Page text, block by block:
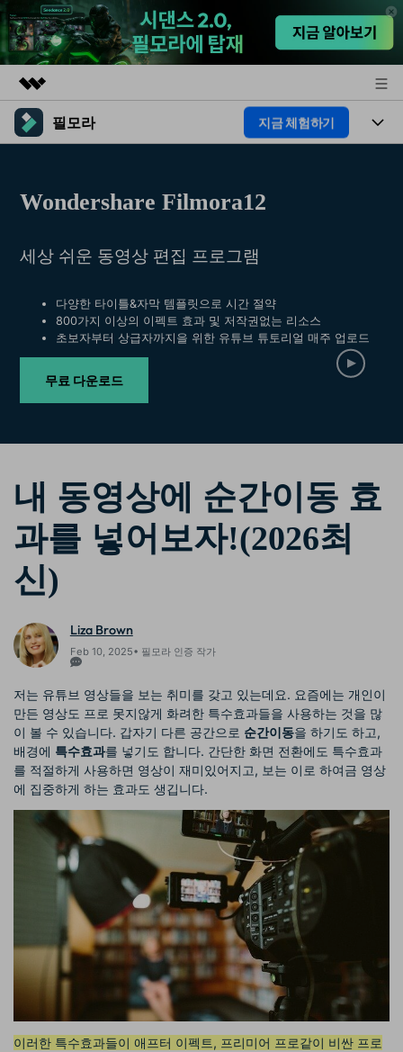
주요 제품
개요
회사 소개
뉴스룸
플랜 및 가격
도움말 센터
필모라 지금 체험하기
플랫폼
AI
AI 기능 HOT
영상 편집 자료실
동영상 편집하기
도움말 센터
고객 지원
더 알아보기
검색
Wondershare Filmora12
세상 쉬운 동영상 편집 프로그램
다양한 타이틀&자막 템플릿으로 시간 절약
800가지 이상의 이펙트 효과 및 저작권없는 리소스
초보자부터 상급자까지을 위한 유튜브 튜토리얼 매주 업로드
무료 다운로드
내 동영상에 순간이동 효
과를 넣어보자!(2026최
신)
Liza Brown
Feb 10, 2025• 필모라 인증 작가
저는 유튜브 영상들을 보는 취미를 갖고 있는데요. 요즘에는 개인이
만든 영상도 프로 못지않게 화려한 특수효과들을 사용하는 것을 많
이 볼 수 있습니다. 갑자기 다른 공간으로 순간이동을 하기도 하고,
배경에 특수효과를 넣기도 합니다. 간단한 화면 전환에도 특수효과
를 적절하게 사용하면 영상이 재미있어지고, 보는 이로 하여금 영상
에 집중하게 하는 효과도 생깁니다.
이러한 특수효과들이 애프터 이펙트, 프리미어 프로같이 비싼 프로